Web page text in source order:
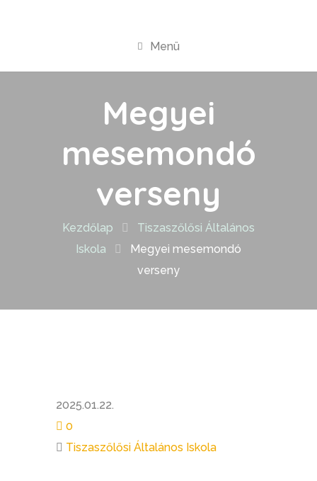
Menü
Megyei
mesemondó
verseny
Kezdőlap
Tiszaszőlősi Általános
Iskola
Megyei mesemondó
verseny
2025.01.22.
0
Tiszaszőlősi Általános Iskola